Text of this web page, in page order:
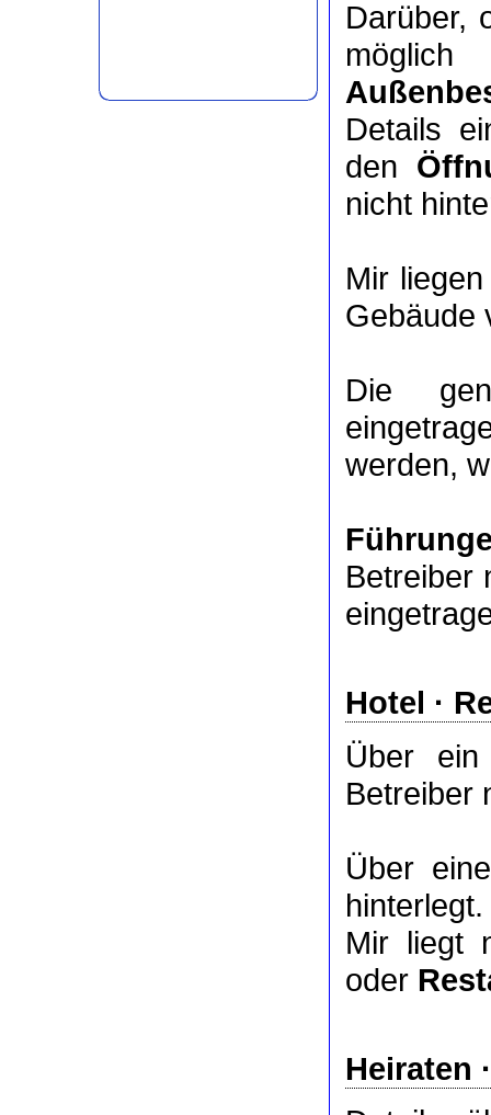
Darüber,
Details
den
nicht
Mir
Gebäude
Die
werden,
Betreiber
Hotel ·
Über
Betreiber
Über
hinterlegt.
Mir liegt
oder
Heiraten